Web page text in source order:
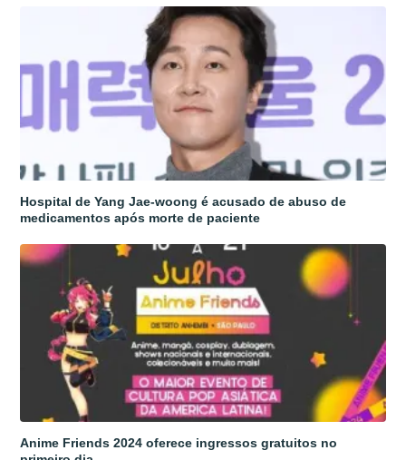
Hospital de Yang Jae-woong é acusado de abuso de
medicamentos após morte de paciente
Anime Friends 2024 oferece ingressos gratuitos no